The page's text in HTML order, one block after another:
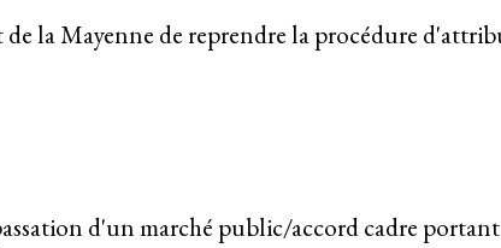
la Mayenne de reprendre la procédure
d'un marché public/accord cadre